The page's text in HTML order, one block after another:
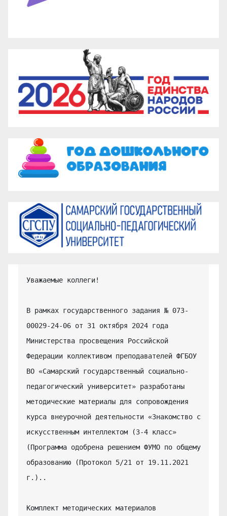
Уважаемые коллеги!
В рамках государственного задания № 073-
00029-24-06 от 31 октября 2024 года
Министерства просвещения Российской
Федерации коллективом преподавателей ФГБОУ
ВО «Самарский государственный социально-
педагогический университет» разработаны
методические материалы для сопровождения
курса внеурочной деятельности «Знакомство с
искусственным интеллектом (3-4 класс»
(Программа одобрена решением ФУМО по общему
образованию (Протокол 5/21 от 19.11.2021
г.)..
Комплект методических материалов